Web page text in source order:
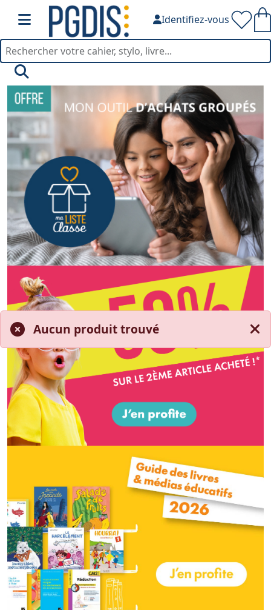
Identifiez-vous
Aucun produit trouvé
PGDIS — Fournitures de